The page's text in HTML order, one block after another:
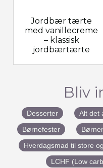
Jordbær tærte
med vanillecreme
– klassisk
jordbærtærte
Bliv
Desserter Alt det
Børnefester
Hverdagsmad til store
LCHF (Low